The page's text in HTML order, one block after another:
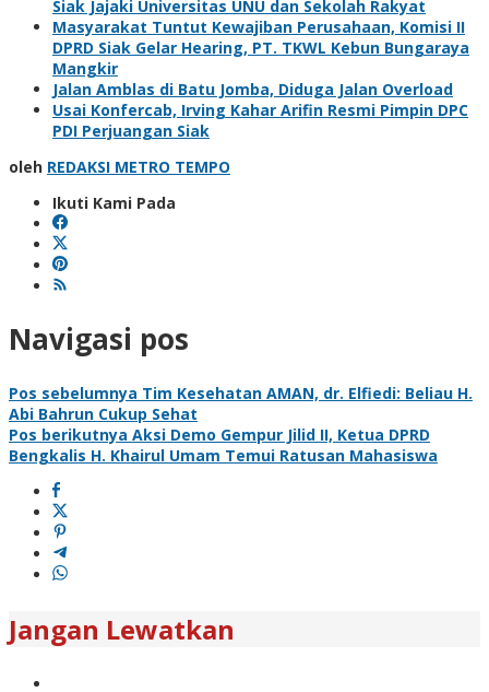
Siak Jajaki Universitas UNU dan Sekolah Rakyat
Masyarakat Tuntut Kewajiban Perusahaan, Komisi II
DPRD Siak Gelar Hearing, PT. TKWL Kebun Bungaraya
Mangkir
Jalan Amblas di Batu Jomba, Diduga Jalan Overload
Usai Konfercab, Irving Kahar Arifin Resmi Pimpin DPC
PDI Perjuangan Siak
oleh REDAKSI METRO TEMPO
Ikuti Kami Pada
Navigasi pos
Pos sebelumnya Tim Kesehatan AMAN, dr. Elfiedi: Beliau H.
Abi Bahrun Cukup Sehat
Pos berikutnya Aksi Demo Gempur Jilid II, Ketua DPRD
Bengkalis H. Khairul Umam Temui Ratusan Mahasiswa
Jangan Lewatkan